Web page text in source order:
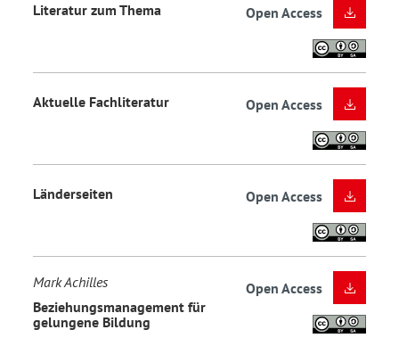
Literatur zum Thema Open Access
Aktuelle Fachliteratur Open Access
Länderseiten Open Access
Mark Achilles
Beziehungsmanagement für
gelungene Bildung
Open Access